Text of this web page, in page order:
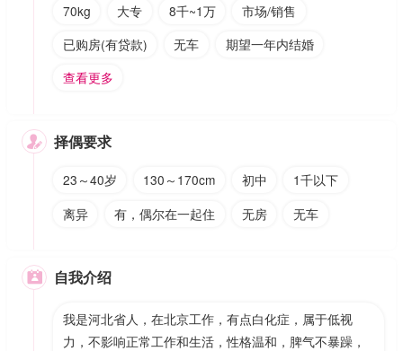
70kg
大专 8千~1万
市场/销售
已购房(有贷款)
无车
期望一年内结婚
查看更多
 择偶要求
23～40岁 130～170cm 初中
1千以下
离异
有，偶尔在一起住 无房 无车
 自我介绍
我是河北省人，在北京工作，有点白化症，属于低视
力，不影响正常工作和生活，性格温和，脾气不暴躁，